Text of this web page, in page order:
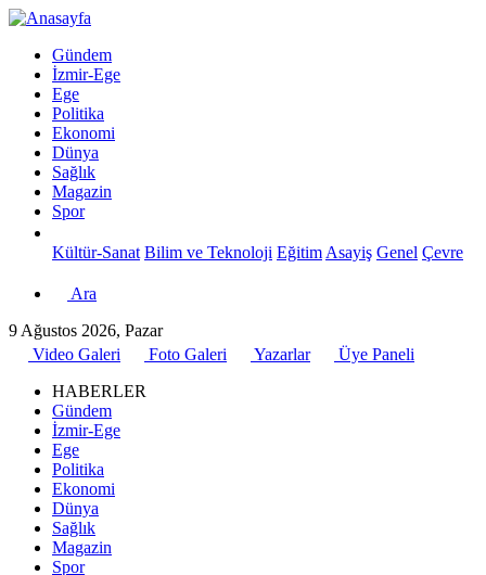
Gündem
İzmir-Ege
Ege
Politika
Ekonomi
Dünya
Sağlık
Magazin
Spor
Kültür-Sanat Bilim ve Teknoloji Eğitim Asayiş Genel Çevre
Ara
9 Ağustos 2026, Pazar
Video Galeri
Foto Galeri Yazarlar
Üye Paneli
HABERLER
Gündem
İzmir-Ege
Ege
Politika
Ekonomi
Dünya
Sağlık
Magazin
Spor